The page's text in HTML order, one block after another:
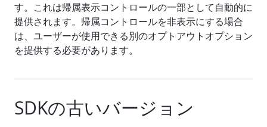
す。これは帰属表示コントロールの一部として自動的に
提供されます。帰属コントロールを非表示にする場合
は、ユーザーが使用できる別のオプトアウトオプション
を提供する必要があります。
SDKの古いバージョン